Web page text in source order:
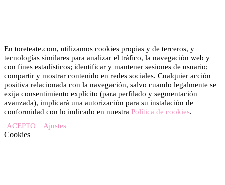
En toreteate.com, utilizamos cookies propias y de terceros, y
tecnologías similares para analizar el tráfico, la navegación web y
con fines estadísticos; identificar y mantener sesiones de usuario;
compartir y mostrar contenido en redes sociales. Cualquier acción
positiva relacionada con la navegación, salvo cuando legalmente se
exija consentimiento explícito (para perfilado y segmentación
avanzada), implicará una autorización para su instalación de
conformidad con lo indicado en nuestra Política de cookies.
ACEPTO
Ajustes
Cookies